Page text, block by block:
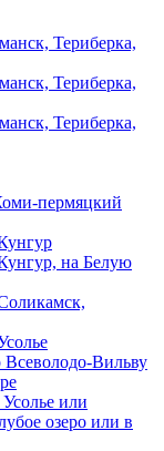
Териберка,
Териберка,
Териберка,
пермяцкий
на Белую
Всеволодо-Вильву
или
озеро или в